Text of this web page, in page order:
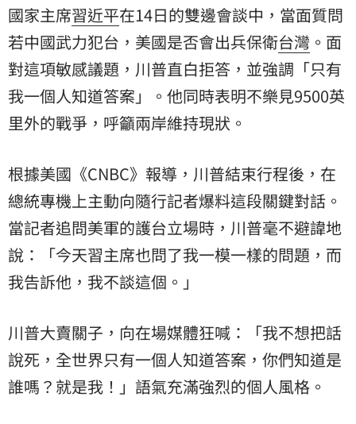
國家主席習近平在14日的雙邊會談中，當面質問
若中國武力犯台，美國是否會出兵保衛台灣 。面
對這項敏感議題，川普直白拒答，並強調「只有
我一個人知道答案」。他同時表明不樂見9500英
里外的戰爭，呼籲兩岸維持現狀。
根據美國《CNBC》報導，川普結束行程後，在
總統專機上主動向隨行記者爆料這段關鍵對話。
當記者追問美軍的護台立場時，川普毫不避諱地
說：「今天習主席也問了我一模一樣的問題，而
我告訴他，我不談這個。」
川普大賣關子，向在場媒體狂喊：「我不想把話
說死，全世界只有一個人知道答案，你們知道是
誰嗎？就是我！」語氣充滿強烈的個人風格。